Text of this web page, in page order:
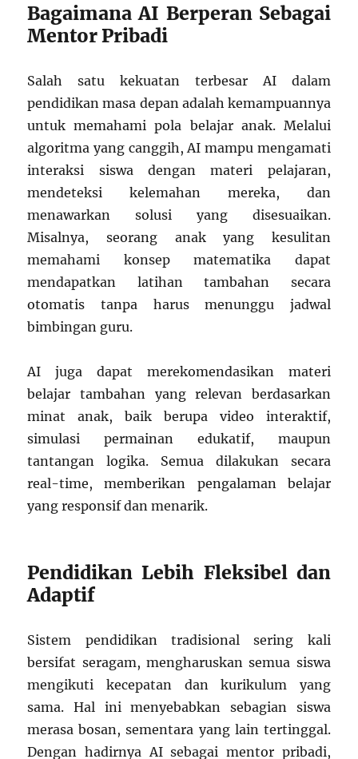
Bagaimana AI Berperan Sebagai
Mentor Pribadi
Salah satu kekuatan terbesar AI dalam
pendidikan masa depan adalah kemampuannya
untuk memahami pola belajar anak. Melalui
algoritma yang canggih, AI mampu mengamati
interaksi siswa dengan materi pelajaran,
mendeteksi kelemahan mereka, dan
menawarkan solusi yang disesuaikan.
Misalnya, seorang anak yang kesulitan
memahami konsep matematika dapat
mendapatkan latihan tambahan secara
otomatis tanpa harus menunggu jadwal
bimbingan guru.
AI juga dapat merekomendasikan materi
belajar tambahan yang relevan berdasarkan
minat anak, baik berupa video interaktif,
simulasi permainan edukatif, maupun
tantangan logika. Semua dilakukan secara
real-time, memberikan pengalaman belajar
yang responsif dan menarik.
Pendidikan Lebih Fleksibel dan
Adaptif
Sistem pendidikan tradisional sering kali
bersifat seragam, mengharuskan semua siswa
mengikuti kecepatan dan kurikulum yang
sama. Hal ini menyebabkan sebagian siswa
merasa bosan, sementara yang lain tertinggal.
Dengan hadirnya AI sebagai mentor pribadi,